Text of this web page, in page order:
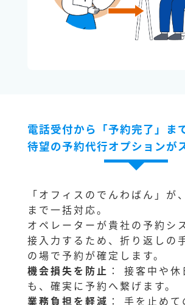
電話受付から「予約完了」ま
待望の予約代行オプションが
「オフィスのでんわばん」が
まで一括対応。
オペレーターが貴社の予約シ
接入力するため、折り返しの
の場で予約が確定します。
機会損失を防止 ： 接客中や
も、確実に予約へ繋げます。
業務負担を軽減 ： 手を止め